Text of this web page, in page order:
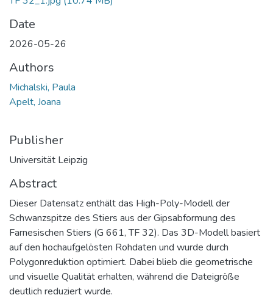
Date
2026-05-26
Authors
Michalski, Paula
Apelt, Joana
Publisher
Universität Leipzig
Abstract
Dieser Datensatz enthält das High-Poly-Modell der
Schwanzspitze des Stiers aus der Gipsabformung des
Farnesischen Stiers (G 661, TF 32). Das 3D-Modell basiert
auf den hochaufgelösten Rohdaten und wurde durch
Polygonreduktion optimiert. Dabei blieb die geometrische
und visuelle Qualität erhalten, während die Dateigröße
deutlich reduziert wurde.